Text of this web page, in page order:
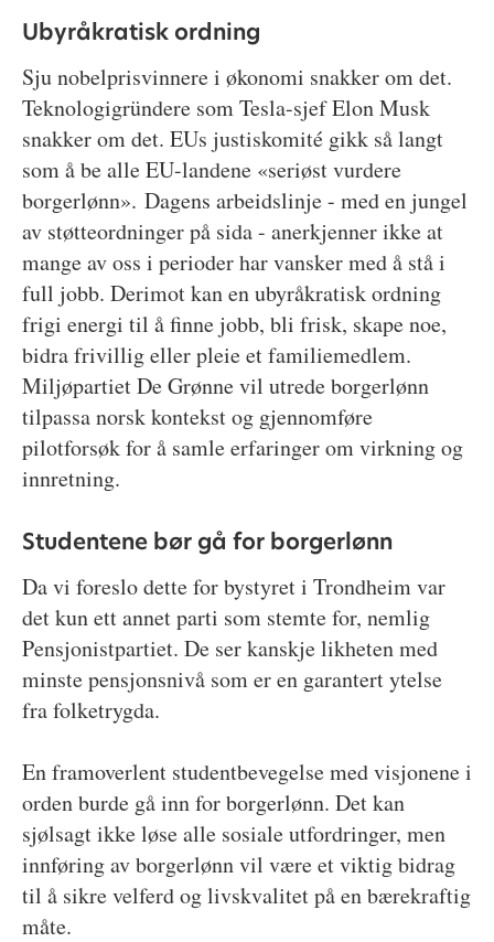
Ubyråkratisk ordning
Sju nobelprisvinnere i økonomi snakker om det.
Teknologigründere som Tesla-sjef Elon Musk
snakker om det. EUs justiskomité gikk så langt
som å be alle EU-landene «seriøst vurdere
borgerlønn». Dagens arbeidslinje - med en jungel
av støtteordninger på sida - anerkjenner ikke at
mange av oss i perioder har vansker med å stå i
full jobb. Derimot kan en ubyråkratisk ordning
frigi energi til å finne jobb, bli frisk, skape noe,
bidra frivillig eller pleie et familiemedlem.
Miljøpartiet De Grønne vil utrede borgerlønn
tilpassa norsk kontekst og gjennomføre
pilotforsøk for å samle erfaringer om virkning og
innretning.
Studentene bør gå for borgerlønn
Da vi foreslo dette for bystyret i Trondheim var
det kun ett annet parti som stemte for, nemlig
Pensjonistpartiet. De ser kanskje likheten med
minste pensjonsnivå som er en garantert ytelse
fra folketrygda.
En framoverlent studentbevegelse med visjonene i
orden burde gå inn for borgerlønn. Det kan
sjølsagt ikke løse alle sosiale utfordringer, men
innføring av borgerlønn vil være et viktig bidrag
til å sikre velferd og livskvalitet på en bærekraftig
måte.